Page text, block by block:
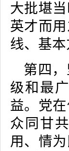
大批堪
英才而
线、基本
第四
级和最
益。党
众同甘
用、情